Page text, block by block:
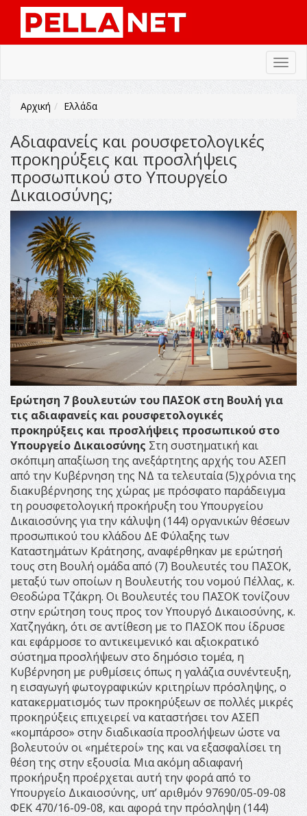
Αρχική Ελλάδα
Αδιαφανείς και ρουσφετολογικές
προκηρύξεις και προσλήψεις
προσωπικού στο Υπουργείο
Δικαιοσύνης;
Ερώτηση 7 βουλευτών του ΠΑΣΟΚ στη Βουλή για
τις αδιαφανείς και ρουσφετολογικές
προκηρύξεις και προσλήψεις προσωπικού στο
Υπουργείο ΔικαιοσύνηςΣτη συστηματική και
σκόπιμη απαξίωση της ανεξάρτητης αρχής του ΑΣΕΠ
από την Κυβέρνηση της ΝΔ τα τελευταία (5)χρόνια της
διακυβέρνησης της χώρας με πρόσφατο παράδειγμα
τη ρουσφετολογική προκήρυξη του Υπουργείου
Δικαιοσύνης για την κάλυψη (144) οργανικών θέσεων
προσωπικού του κλάδου ΔΕ Φύλαξης των
Καταστημάτων Κράτησης, αναφέρθηκαν με ερώτησή
τους στη Βουλή ομάδα από (7) Βουλευτές του ΠΑΣΟΚ,
μεταξύ των οποίων η Βουλευτής του νομού Πέλλας, κ.
Θεοδώρα Τζάκρη. Οι Βουλευτές του ΠΑΣΟΚ τονίζουν
στην ερώτηση τους προς τον Υπουργό Δικαιοσύνης, κ.
Χατζηγάκη, ότι σε αντίθεση με το ΠΑΣΟΚ που ίδρυσε
και εφάρμοσε το αντικειμενικό και αξιοκρατικό
σύστημα προσλήψεων στο δημόσιο τομέα, η
Κυβέρνηση με ρυθμίσεις όπως η γαλάζια συνέντευξη,
η εισαγωγή φωτογραφικών κριτηρίων πρόσληψης, ο
κατακερματισμός των προκηρύξεων σε πολλές μικρές
προκηρύξεις επιχειρεί να καταστήσει τον ΑΣΕΠ
«κομπάρσο» στην διαδικασία προσλήψεων ώστε να
βολευτούν οι «ημέτεροί» της και να εξασφαλίσει τη
θέση της στην εξουσία. Μια ακόμη αδιαφανή
προκήρυξη προέρχεται αυτή την φορά από το
Υπουργείο Δικαιοσύνης, υπ’ αριθμόν 97690/05-09-08
ΦΕΚ 470/16-09-08, και αφορά την πρόσληψη (144)